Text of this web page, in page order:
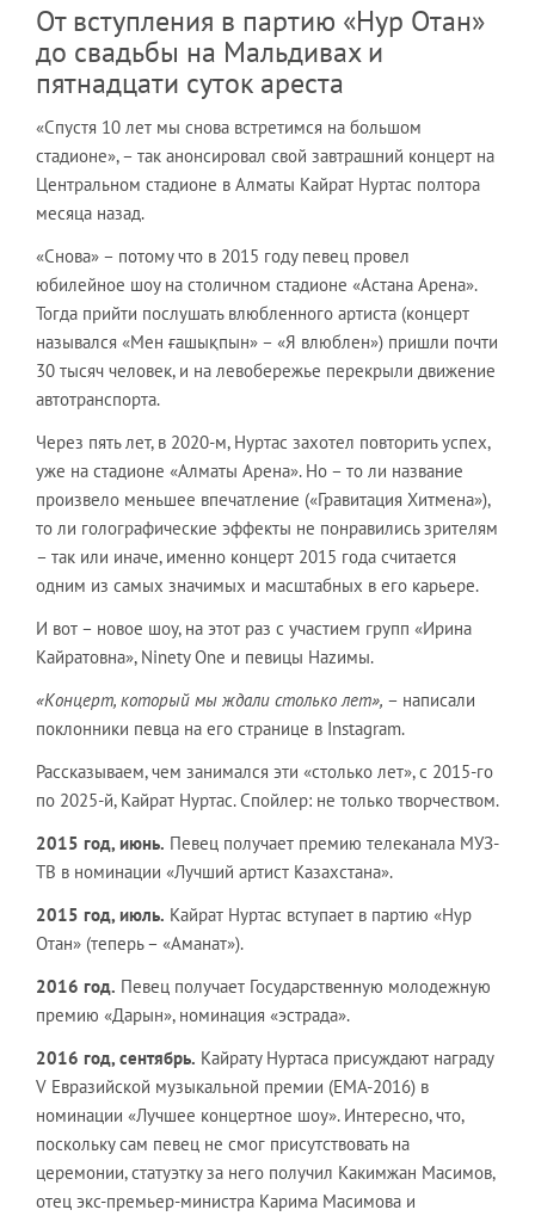
От вступления в партию «Нур Отан»
до свадьбы на Мальдивах и
пятнадцати суток ареста
«Спустя 10 лет мы снова встретимся на большом
стадионе», – так анонсировал свой завтрашний концерт на
Центральном стадионе в Алматы Кайрат Нуртас полтора
месяца назад.
«Снова» – потому что в 2015 году певец провел
юбилейное шоу на столичном стадионе «Астана Арена».
Тогда прийти послушать влюбленного артиста (концерт
назывался «Мен ғашықпын» – «Я влюблен») пришли почти
30 тысяч человек, и на левобережье перекрыли движение
автотранспорта.
Через пять лет, в 2020-м, Нуртас захотел повторить успех,
уже на стадионе «Алматы Арена». Но – то ли название
произвело меньшее впечатление («Гравитация Хитмена»),
то ли голографические эффекты не понравились зрителям
– так или иначе, именно концерт 2015 года считается
одним из самых значимых и масштабных в его карьере.
И вот – новое шоу, на этот раз с участием групп «Ирина
Кайратовна», Ninety One и певицы Наzимы.
«Концерт, который мы ждали столько лет», – написали
поклонники певца на его странице в Instagram.
Рассказываем, чем занимался эти «столько лет», с 2015-го
по 2025-й, Кайрат Нуртас. Спойлер: не только творчеством.
2015 год, июнь. Певец получает премию телеканала МУЗ-
ТВ в номинации «Лучший артист Казахстана».
2015 год, июль. Кайрат Нуртас вступает в партию «Нур
Отан» (теперь – «Аманат»).
2016 год. Певец получает Государственную молодежную
премию «Дарын», номинация «эстрада».
2016 год, сентябрь. Кайрату Нуртаса присуждают награду
V Евразийской музыкальной премии (EMA-2016) в
номинации «Лучшее концертное шоу». Интересно, что,
поскольку сам певец не смог присутствовать на
церемонии, статуэтку за него получил Какимжан Масимов,
отец экс-премьер-министра Карима Масимова и